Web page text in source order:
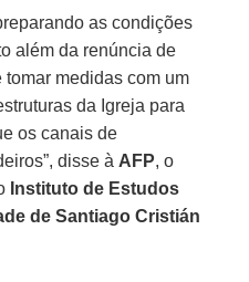
as condições
além da renúncia de
tomar medidas com um
da Igreja para
os canais de
disse à AFP, o
Instituto de Estudos
de Santiago Cristián